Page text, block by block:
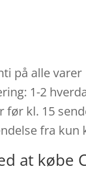
på alle varer
1-2
før kl. 15
fra kun
at købe